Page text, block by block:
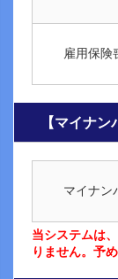
雇用保険
【マイナ
マイナン
当システムは
りません。予